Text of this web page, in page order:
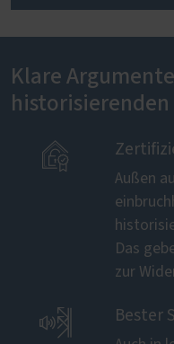
Klare
historisierenden

Außen
Das
zur
 Bester